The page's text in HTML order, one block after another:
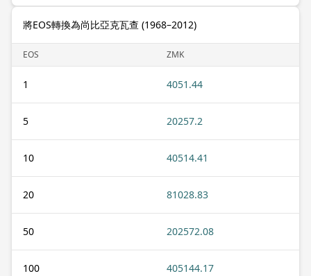
將EOS轉換為尚比亞克瓦查 (1968–2012)
EOS ZMK
1 4051.44
5 20257.2
10 40514.41
20 81028.83
50 202572.08
100 405144.17